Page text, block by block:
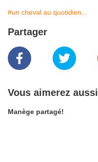
#un cheval au quotidien...
Partager
Vous aimerez aussi
Manège partagé!